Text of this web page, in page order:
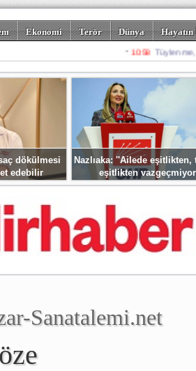
Ekonomi Terör Dünya
Spor Misafir
dökülmesi
edebilir
Nazlıaka: ''Ailede eşitlikten,
eşitlikten
Sanatalemi.net